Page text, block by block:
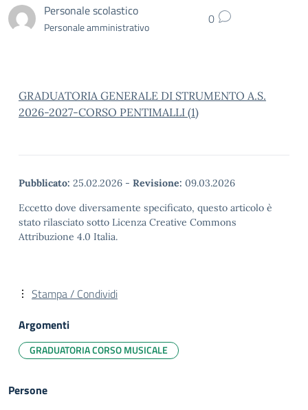
Personale scolastico
Personale amministrativo 0
GRADUATORIA GENERALE DI STRUMENTO A.S.
2026-2027-CORSO PENTIMALLI (1)
Pubblicato: 25.02.2026 - Revisione: 09.03.2026
Eccetto dove diversamente specificato, questo articolo è
stato rilasciato sotto Licenza Creative Commons
Attribuzione 4.0 Italia.
Stampa / Condividi
Argomenti
GRADUATORIA CORSO MUSICALE
Persone